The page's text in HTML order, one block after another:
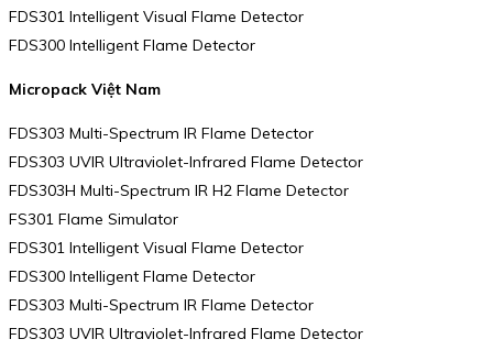
FDS301 Intelligent Visual Flame Detector
FDS300 Intelligent Flame Detector
Micropack Việt Nam
FDS303 Multi-Spectrum IR Flame Detector
FDS303 UVIR Ultraviolet-Infrared Flame Detector
FDS303H Multi-Spectrum IR H2 Flame Detector
FS301 Flame Simulator
FDS301 Intelligent Visual Flame Detector
FDS300 Intelligent Flame Detector
FDS303 Multi-Spectrum IR Flame Detector
FDS303 UVIR Ultraviolet-Infrared Flame Detector